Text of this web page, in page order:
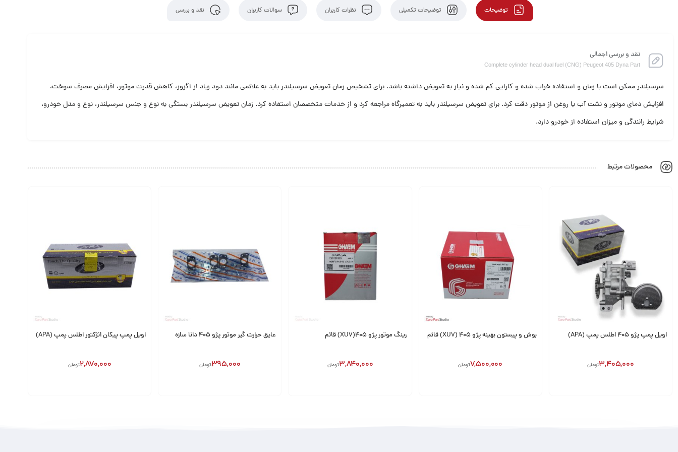
توضیحات توضیحات تکمیلی نظرات کاربران سوالات کاربران نقد و بررسی
نقد و بررسی اجمالی
Complete cylinder head dual fuel (CNG) Peugeot 405 Dyna Part
سرسیلندر ممکن است با زمان و استفاده خراب شده و کارایی کم شده و نیاز به تعویض داشته باشد. برای تشخیص زمان تعویض سرسیلندر باید به علائمی مانند دود زیاد از اگزوز، کاهش قدرت موتور، افزایش مصرف سوخت،
افزایش دمای موتور و نشت آب یا روغن از موتور دقت کرد. برای تعویض سرسیلندر باید به تعمیرگاه مراجعه کرد و از خدمات متخصصان استفاده کرد. زمان تعویض سرسیلندر بستگی به نوع و جنس سرسیلندر، نوع و مدل خودرو،
شرایط رانندگی و میزان استفاده از خودرو دارد.
محصولات مرتبط
اویل پمپ پژو 405 اطلس پمپ (APA)
3,405,000تومان
بوش و پیستون بهینه پژو 405 (XU7) قائم
7,500,000تومان
رینگ موتور پژو 405(XU7) قائم
3,840,000تومان
عایق حرارت گیر موتور پژو 405 دانا سازه
395,000تومان
اویل پمپ پیکان انژکتور اطلس پمپ (APA)
2,870,000تومان